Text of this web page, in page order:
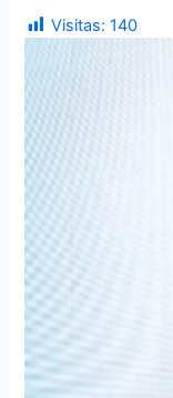
Visitas: 140